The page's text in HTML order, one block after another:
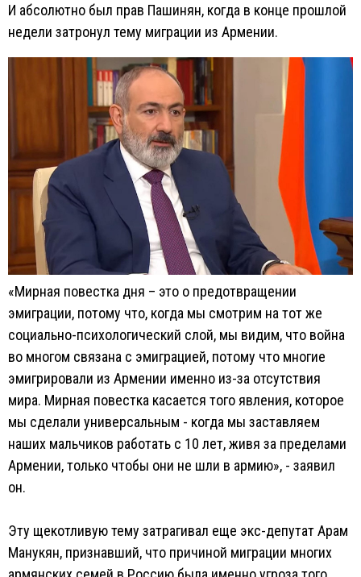
И абсолютно был прав Пашинян, когда в конце прошлой
недели затронул тему миграции из Армении.
«Мирная повестка дня – это о предотвращении
эмиграции, потому что, когда мы смотрим на тот же
социально-психологический слой, мы видим, что война
во многом связана с эмиграцией, потому что многие
эмигрировали из Армении именно из-за отсутствия
мира. Мирная повестка касается того явления, которое
мы сделали универсальным - когда мы заставляем
наших мальчиков работать с 10 лет, живя за пределами
Армении, только чтобы они не шли в армию», - заявил
он.
Эту щекотливую тему затрагивал еще экс-депутат Арам
Манукян, признавший, что причиной миграции многих